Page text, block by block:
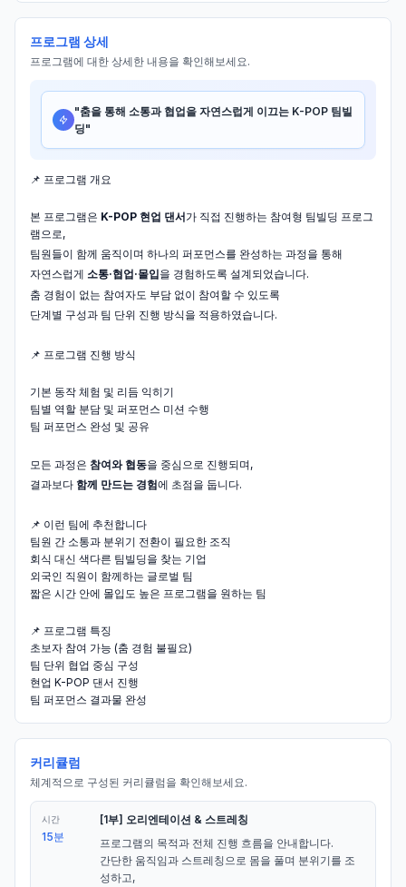
프로그램 상세
프로그램에 대한 상세한 내용을 확인해보세요.
"춤을 통해 소통과 협업을 자연스럽게 이끄는 K-POP 팀빌
딩"
📌 프로그램 개요
본 프로그램은 K-POP 현업 댄서가 직접 진행하는 참여형 팀빌딩 프로그
램으로,
팀원들이 함께 움직이며 하나의 퍼포먼스를 완성하는 과정을 통해
자연스럽게 소통·협업·몰입을 경험하도록 설계되었습니다.
춤 경험이 없는 참여자도 부담 없이 참여할 수 있도록
단계별 구성과 팀 단위 진행 방식을 적용하였습니다.
📌 프로그램 진행 방식
기본 동작 체험 및 리듬 익히기
팀별 역할 분담 및 퍼포먼스 미션 수행
팀 퍼포먼스 완성 및 공유
모든 과정은 참여와 협동을 중심으로 진행되며,
결과보다 함께 만드는 경험에 초점을 둡니다.
📌 이런 팀에 추천합니다
팀원 간 소통과 분위기 전환이 필요한 조직
회식 대신 색다른 팀빌딩을 찾는 기업
외국인 직원이 함께하는 글로벌 팀
짧은 시간 안에 몰입도 높은 프로그램을 원하는 팀
📌 프로그램 특징
초보자 참여 가능 (춤 경험 불필요)
팀 단위 협업 중심 구성
현업 K-POP 댄서 진행
팀 퍼포먼스 결과물 완성
커리큘럼
체계적으로 구성된 커리큘럼을 확인해보세요.
시간
15분
[1부] 오리엔테이션 & 스트레칭
프로그램의 목적과 전체 진행 흐름을 안내합니다.
간단한 움직임과 스트레칭으로 몸을 풀며 분위기를 조
성하고,